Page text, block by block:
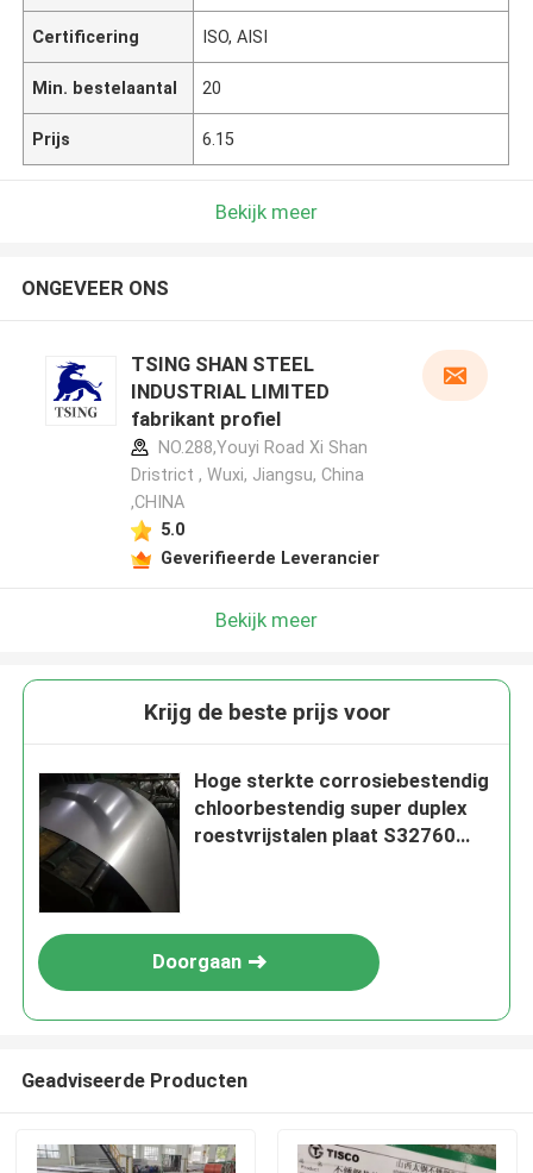
Certificering ISO, AISI
Min. bestelaantal 20
Prijs 6.15
Bekijk meer
ONGEVEER ONS
TSING SHAN STEEL
INDUSTRIAL LIMITED
fabrikant profiel
NO.288,Youyi Road Xi Shan
Dristrict , Wuxi, Jiangsu, China
,CHINA
5.0
Geverifieerde Leverancier
Bekijk meer
Krijg de beste prijs voor
Hoge sterkte corrosiebestendig
chloorbestendig super duplex
roestvrijstalen plaat S32760
Doorgaan
Geadviseerde Producten